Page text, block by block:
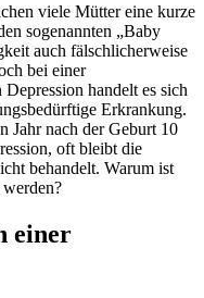
viele Mütter eine kurze
sogenannten „Baby
auch fälschlicherweise
bei einer
handelt es sich
Erkrankung.
Jahr nach der Geburt 10
oft bleibt die
behandelt. Warum ist
werden?
einer